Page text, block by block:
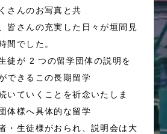
さんのお写真と共
皆さんの充実した日々が垣間見
間でした。
徒が 2 つの留学団体の説明を
できるこの長期留学
いていくことを祈念いたしま
体様へ具体的な留学
・生徒様がおられ、説明会は大